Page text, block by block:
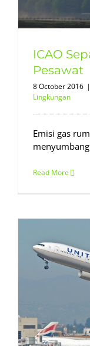
ICAO
Pesawat
8 October 2016 |
Lingkungan
Emisi gas
Read More